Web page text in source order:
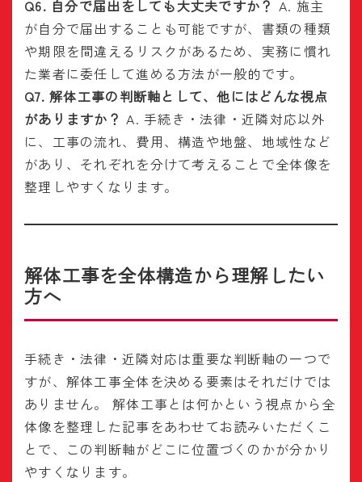
Q6. 自分で届出をしても大丈夫ですか？ A. 施主
が自分で届出することも可能ですが、書類の種類
や期限を間違えるリスクがあるため、実務に慣れ
た業者に委任して進める方法が一般的です。
Q7. 解体工事の判断軸として、他にはどんな視点
がありますか？ A. 手続き・法律・近隣対応以外
に、工事の流れ、費用、構造や地盤、地域性など
があり、それぞれを分けて考えることで全体像を
整理しやすくなります。
解体工事を全体構造から理解したい
方へ
手続き・法律・近隣対応は重要な判断軸の一つで
すが、解体工事全体を決める要素はそれだけでは
ありません。 解体工事とは何かという視点から全
体像を整理した記事をあわせてお読みいただくこ
とで、この判断軸がどこに位置づくのかが分かり
やすくなります。